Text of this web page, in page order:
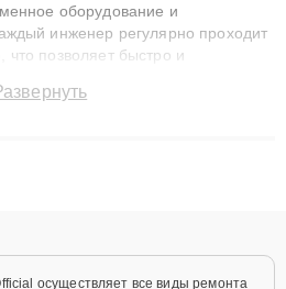
оборудование и
инженер регулярно проходит
позволяет быстро и
лет. Наши мастера решают
осуществляет все виды ремонта